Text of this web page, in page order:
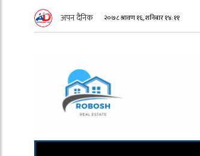
अपन दैनिक २०७८ श्रावण १६, शनिबार १४:११